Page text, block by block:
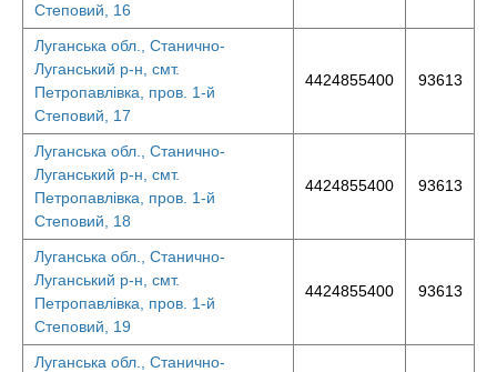
Степовий, 16
Луганська обл., Станично-
Луганський р-н, смт.
Петропавлівка, пров. 1-й
Степовий, 17
4424855400 93613
Луганська обл., Станично-
Луганський р-н, смт.
Петропавлівка, пров. 1-й
Степовий, 18
4424855400 93613
Луганська обл., Станично-
Луганський р-н, смт.
Петропавлівка, пров. 1-й
Степовий, 19
4424855400 93613
Луганська обл., Станично-